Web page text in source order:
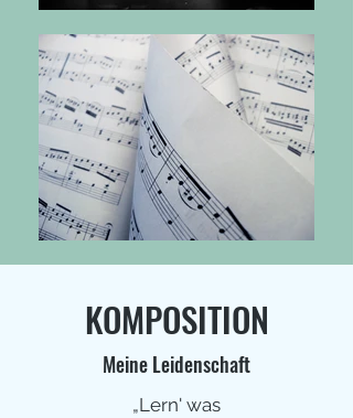
KOMPOSITION
Meine Leidenschaft
„Lern' was